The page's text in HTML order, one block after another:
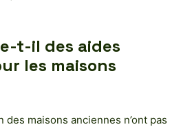
t-il des aides
les maisons
des maisons anciennes n’ont pas